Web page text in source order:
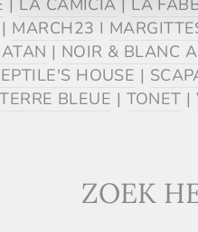
| MARCH23 I
| NOIR & BLANC
HOUSE |
TERRE BLEUE | TONET |
ZOEK